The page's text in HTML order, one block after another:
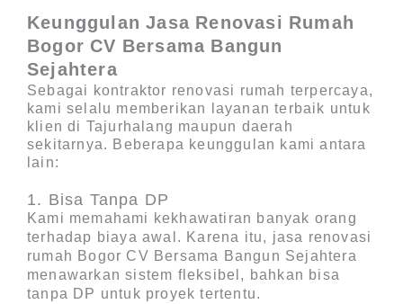
Keunggulan Jasa Renovasi Rumah
Bogor CV Bersama Bangun
Sejahtera
Sebagai kontraktor renovasi rumah terpercaya,
kami selalu memberikan layanan terbaik untuk
klien di Tajurhalang maupun daerah
sekitarnya. Beberapa keunggulan kami antara
lain:
1. Bisa Tanpa DP
Kami memahami kekhawatiran banyak orang
terhadap biaya awal. Karena itu, jasa renovasi
rumah Bogor CV Bersama Bangun Sejahtera
menawarkan sistem fleksibel, bahkan bisa
tanpa DP untuk proyek tertentu.